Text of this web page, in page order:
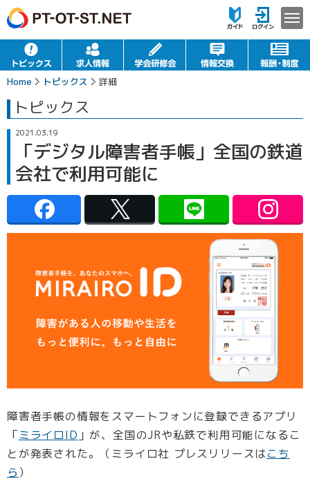
Home トピックス 詳細
トピックス
2021.03.19
「デジタル障害者手帳」全国の鉄道
会社で利用可能に
障害者手帳の情報をスマートフォンに登録できるアプリ
「ミライロID 」が、全国のJRや私鉄で利用可能になるこ
とが発表された。（ミライロ社 プレスリリースはこち
ら ）